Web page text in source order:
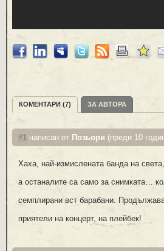
КОМЕНТАРИ (7) ЗА АВТОРА
#1 написан от Позьори (преди 10
Xaxa, най-измислената банда на
а останалите са само за снимката…
семплирани вст барабани.
приятели на концерт, на плейбек!